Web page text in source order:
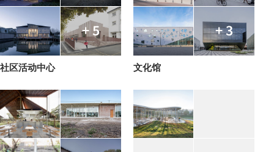
+ 5
社区活动中心
+ 3
文化馆